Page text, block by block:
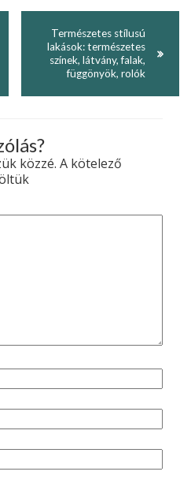
Természetes stílusú
lakások: természetes
színek, látvány, falak,
függönyök, rolók
közzé. A kötelező